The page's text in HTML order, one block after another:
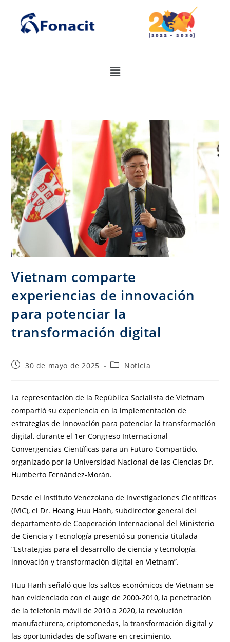
Vietnam comparte
experiencias de innovación
para potenciar la
transformación digital
30 de mayo de 2025 Noticia
La representación de la República Socialista de Vietnam
compartió su experiencia en la implementación de
estrategias de innovación para potenciar la transformación
digital, durante el 1er Congreso Internacional
Convergencias Científicas para un Futuro Compartido,
organizado por la Universidad Nacional de las Ciencias Dr.
Humberto Fernández-Morán.
Desde el Instituto Venezolano de Investigaciones Científicas
(IVIC), el Dr. Hoang Huu Hanh, subdirector general del
departamento de Cooperación Internacional del Ministerio
de Ciencia y Tecnología presentó su ponencia titulada
“Estrategias para el desarrollo de ciencia y tecnología,
innovación y transformación digital en Vietnam”.
Huu Hanh señaló que los saltos económicos de Vietnam se
han evidenciado con el auge de 2000-2010, la penetración
de la telefonía móvil de 2010 a 2020, la revolución
manufacturera, criptomonedas, la transformación digital y
las oportunidades de software en crecimiento.